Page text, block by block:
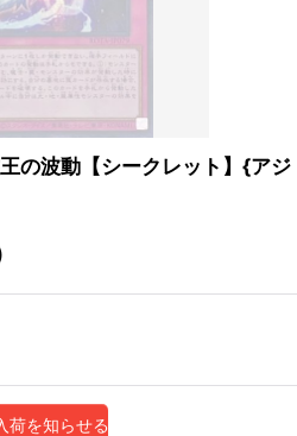
の波動【シークレット】{アジ
荷を知らせる